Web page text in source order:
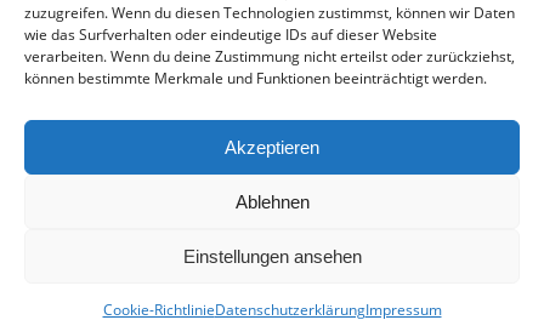
zuzugreifen. Wenn du diesen Technologien zustimmst, können wir Daten
wie das Surfverhalten oder eindeutige IDs auf dieser Website
verarbeiten. Wenn du deine Zustimmung nicht erteilst oder zurückziehst,
können bestimmte Merkmale und Funktionen beeinträchtigt werden.
Akzeptieren
Ablehnen
Einstellungen ansehen
Cookie-RichtlinieDatenschutzerklärungImpressum
Deine Spielminute: 89+1
28. Juli 2026
Neuer Rückensponsor
Neue Podcast-Folge: So tickt Björn!
27. Juli 2026